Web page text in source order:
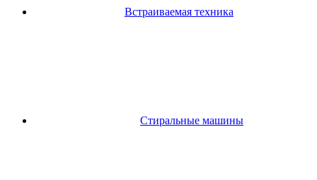
Встраиваемая техника
Стиральные машины